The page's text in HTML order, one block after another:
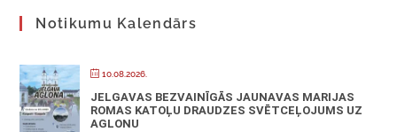
Notikumu Kalendārs
10.08.2026.
JELGAVAS BEZVAINĪGĀS JAUNAVAS MARIJAS
ROMAS KATOĻU DRAUDZES SVĒTCEĻOJUMS UZ
AGLONU